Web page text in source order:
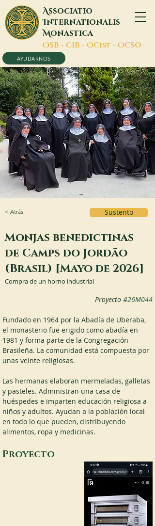
Associatio
Internationalis
Monastica
OSB - CIB - OCist - OCSO
AYUDARNOS
< Atrás Sustento
Monjas benedictinas
de Camps do Jordão
(Brasil) [Mayo de 2026]
Compra de un horno industrial
Proyecto #26M044
Fundado en 1964 por la Abadía de Uberaba,
el monasterio fue erigido como abadía en
1981 y forma parte de la Congregación
Brasileña. La comunidad está compuesta por
unas veinte religiosas.
Las hermanas elaboran mermeladas, galletas
y pasteles. Administran una casa de
huéspedes e imparten educación religiosa a
niños y adultos. Ayudan a la población local
en todo lo que pueden, distribuyendo
alimentos, ropa y medicinas.
Proyecto